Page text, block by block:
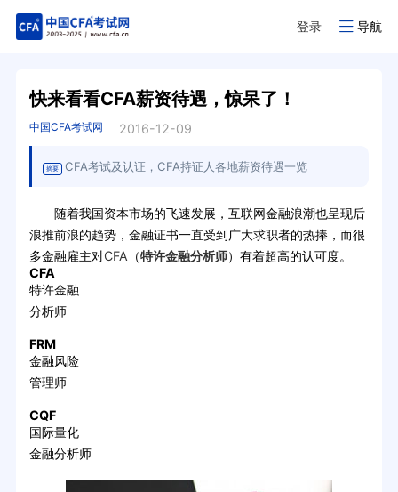
登录 导航
快来看看CFA薪资待遇，惊呆了！
中国CFA考试网 2016-12-09
摘要 CFA考试及认证，CFA持证人各地薪资待遇一览
随着我国资本市场的飞速发展，互联网金融浪潮也呈现后
浪推前浪的趋势，金融证书一直受到广大求职者的热捧，而很
多金融雇主对CFA （特许金融分析师）有着超高的认可度。
CFA
特许金融
分析师
FRM
金融风险
管理师
CQF
国际量化
金融分析师